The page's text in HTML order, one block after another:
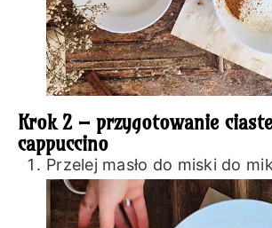
Krok 2 – przygotowanie
cappuccino
Przelej masło do miski do